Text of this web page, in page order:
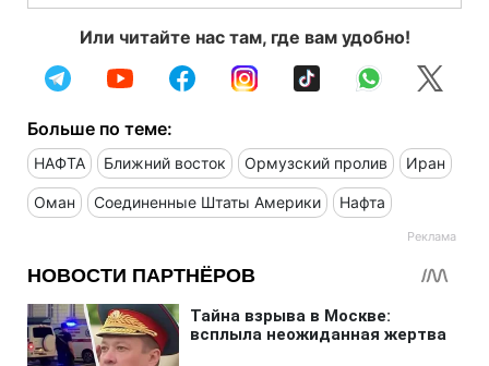
Или читайте нас там, где вам удобно!
Больше по теме:
НАФТА Ближний восток Ормузский пролив Иран
Оман Соединенные Штаты Америки Нафта